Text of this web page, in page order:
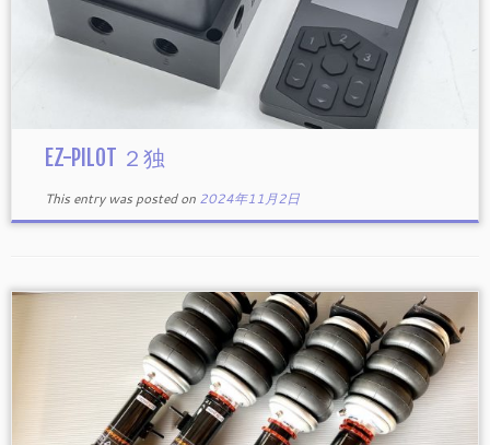
EZ-PILOT ２独
This entry was posted on 2024年11月2日